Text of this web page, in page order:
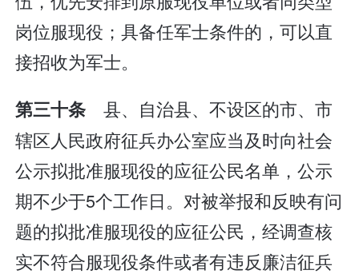
岗位服现役；具备任军士条件的，可以直
接招收为军士。
第三十条 县、自治县、不设区的市、市
辖区人民政府征兵办公室应当及时向社会
公示拟批准服现役的应征公民名单，公示
期不少于5个工作日。对被举报和反映有问
题的拟批准服现役的应征公民，经调查核
实不符合服现役条件或者有违反廉洁征兵